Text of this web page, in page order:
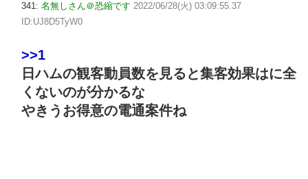
341: 名無しさん＠恐縮です 2022/06/28(火) 03:09:55.37
ID:UJ8D5TyW0
>>1
日ハムの観客動員数を見ると集客効果はに全
くないのが分かるな
やきうお得意の電通案件ね